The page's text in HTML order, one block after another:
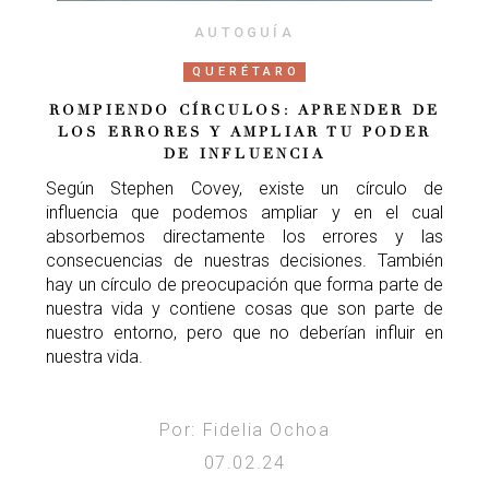
AUTOGUÍA
QUERÉTARO
ROMPIENDO CÍRCULOS: APRENDER DE
LOS ERRORES Y AMPLIAR TU PODER
DE INFLUENCIA
Según Stephen Covey, existe un círculo de
influencia que podemos ampliar y en el cual
absorbemos directamente los errores y las
consecuencias de nuestras decisiones. También
hay un círculo de preocupación que forma parte de
nuestra vida y contiene cosas que son parte de
nuestro entorno, pero que no deberían influir en
nuestra vida.
Por: Fidelia Ochoa
07.02.24